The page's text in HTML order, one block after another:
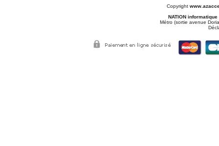
Copyright
NATION informatique
Métro (sortie avenue